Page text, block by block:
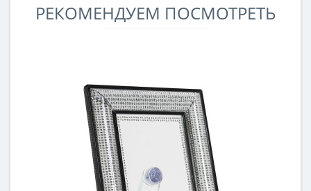
РЕКОМЕНДУЕМ ПОСМОТРЕТЬ